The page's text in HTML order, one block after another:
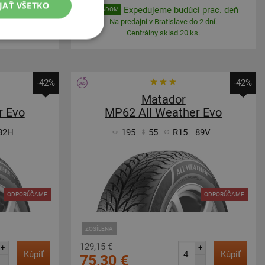
prac. deň
2 dní.
SKLADOM Expedujeme budúci prac. deň
Na predajni v Bratislave do 2 dní.
Centrálny sklad 20 ks.
-42%
Evo
ODPORÚČAME
+
–
Kúpiť
-42%
Matador
MP62 All Weather Evo
195 55 R15 89V
ZOSÍLENÁ
ODPORÚČAME
129,15 €
75,30 €
+
–
Kúpiť
VŠETKO